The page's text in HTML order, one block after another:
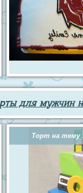
для мужчин
Торт на тему